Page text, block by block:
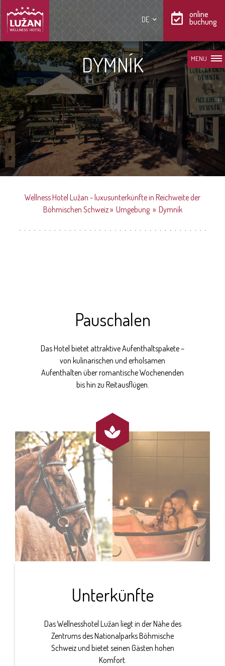
DE
online
buchung
MENU
DYMNÍK
Wellness Hotel Lužan - luxusunterkünfte in Reichweite der
Böhmischen Schweiz» Umgebung» Dymník
Pauschalen
Das Hotel bietet attraktive Aufenthaltspakete –
von kulinarischen und erholsamen
Aufenthalten über romantische Wochenenden
bis hin zu Reitausflügen.

Unterkünfte
Das Wellnesshotel Lužan liegt in der Nähe des
Zentrums des Nationalparks Böhmische
Schweiz und bietet seinen Gästen hohen
Komfort.